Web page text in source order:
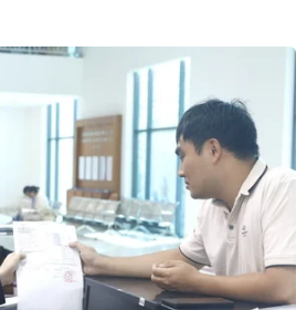
người tị nạn Trung Mỹ
tại Mỹ
(AI) cho biết chính sách nhập cư
Mỹ Donald Trump đã khiến
Mỹ mắc kẹt tại khu vực biên